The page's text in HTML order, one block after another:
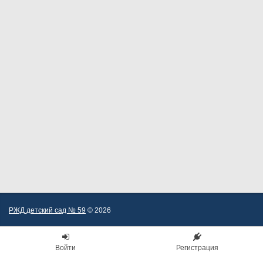
РЖД детский сад № 59 © 2026
Войти Регистрация